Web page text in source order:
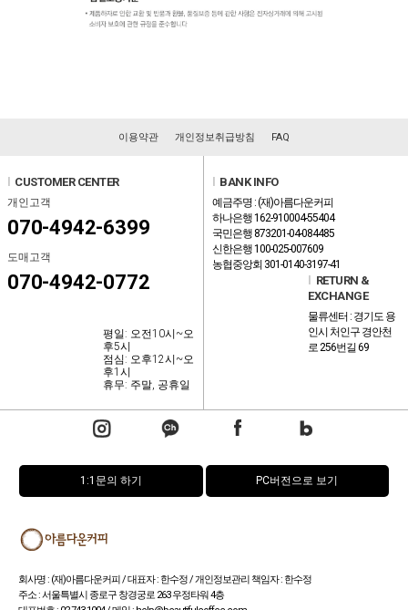
이용약관 개인정보취급방침 FAQ
CUSTOMER CENTER
개인고객
070-4942-6399
도매고객
070-4942-0772
평일: 오전10시~오
후5시
점심: 오후12시~오
후1시
휴무: 주말, 공휴일
BANK INFO
예금주명 : (재)아름다운커피
하나은행 162-910004-55404
국민은행 873201-04-084485
신한은행 100-025-007609
농협중앙회 301-0140-3197-41
RETURN &
EXCHANGE
물류센터 : 경기도 용
인시 처인구 경안천
로 256번길 69
1:1문의 하기 PC버전으로 보기
회사명 : (재)아름다운커피 / 대표자 : 한수정 / 개인정보관리 책임자 : 한수정
주소 : 서울특별시 종로구 창경궁로 263 우정타워 4층